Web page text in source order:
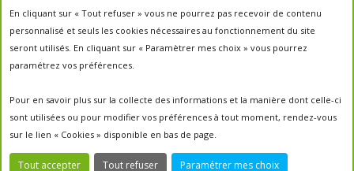
En cliquant sur « Tout refuser » vous ne pourrez pas recevoir de contenu
personnalisé et seuls les cookies nécessaires au fonctionnement du site
seront utilisés. En cliquant sur « Paramètrer mes choix » vous pourrez
paramétrez vos préférences.
Pour en savoir plus sur la collecte des informations et la manière dont celle-ci
sont utilisées ou pour modifier vos préférences à tout moment, rendez-vous
sur le lien « Cookies » disponible en bas de page.
Tout accepter Tout refuser Paramétrer mes choix
rencontre apiculteurs ruche récolte récolte miel
saison2017 saison2018 saison apicole sauvage un
toit pour les abeilles untoitpourlesabeilles
Un Toit Pour Les Abeilles; abeilles; miel